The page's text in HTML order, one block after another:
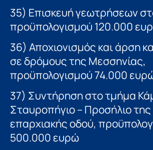
35) Επισκευή γεωτρήσεων
προϋπολογισμού 120.000
36) Αποχιονισμός και άρση
σε δρόμους της Μεσσηνίας,
προϋπολογισμού 74.000
37) Συντήρηση στο τμήμα
Σταυροπήγιο – Προσήλιο της
επαρχιακής οδού,
500.000 ευρώ